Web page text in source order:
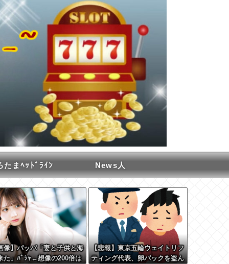
たまﾍｯﾄﾞﾗｲﾝ News人
像】パッパ「妻と子供と海
た」ﾊﾟｼｬ←想像の200倍は
【悲報】東京五輪ウェイトリフ
ティング代表、卵パックを盗ん